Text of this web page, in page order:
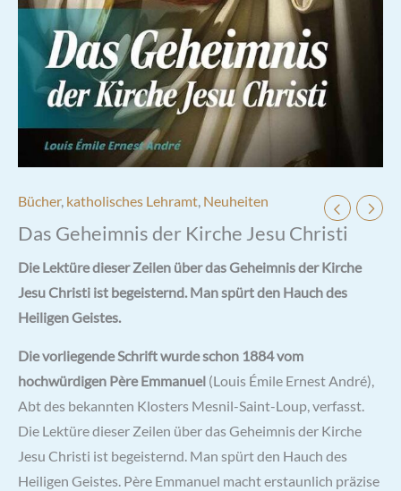
Bücher, katholisches Lehramt Neuheiten
Das Geheimnis der Kirche Jesu Christi
Die Lektüre dieser Zeilen über das Geheimnis der Kirche
Jesu Christi ist begeisternd. Man spürt den Hauch des
Heiligen Geistes.
Die vorliegende Schrift wurde schon 1884 vom
hochwürdigen Père Emmanuel (Louis Émile Ernest André),
Abt des bekannten Klosters Mesnil-Saint-Loup, verfasst.
Die Lektüre dieser Zeilen über das Geheimnis der Kirche
Jesu Christi ist begeisternd. Man spürt den Hauch des
Heiligen Geistes. Père Emmanuel macht erstaunlich präzise